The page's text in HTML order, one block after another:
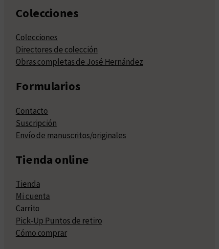
Colecciones
Colecciones
Directores de colección
Obras completas de José Hernández
Formularios
Contacto
Suscripción
Envío de manuscritos/originales
Tienda online
Tienda
Mi cuenta
Carrito
Pick-Up Puntos de retiro
Cómo comprar